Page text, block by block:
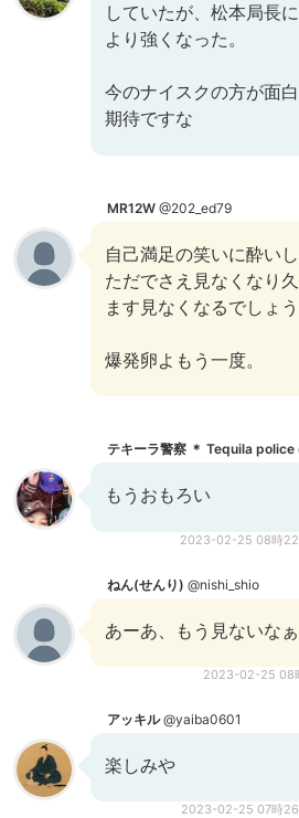
していたが、松本局長
より強くなった。
今のナイスクの方が面
期待ですな
MR12W @202_ed79
自己満足の笑いに酔いし
ただでさえ見なくなり
ます見なくなるでしょう
爆発卵よもう一度。
テキーラ警察 ＊ Tequila police
もうおもろい
2023-02-25 08時22
ねん(せんり) @nishi_shio
あーあ、もう見ないな
2023-02-25 08
アッキル@yaiba0601
楽しみや
2023-02-25 07時